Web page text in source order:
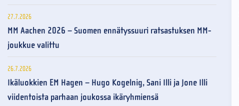
27.7.2026
MM Aachen 2026 – Suomen ennätyssuuri ratsastuksen MM-
joukkue valittu
26.7.2026
Ikäluokkien EM Hagen – Hugo Kogelnig, Sani Illi ja Jone Illi
viidentoista parhaan joukossa ikäryhmiensä